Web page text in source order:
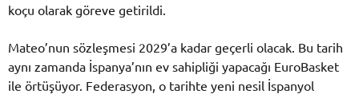
koçu olarak göreve getirildi.
Mateo’nun sözleşmesi 2029’a kadar geçerli olacak. Bu tarih
aynı zamanda İspanya’nın ev sahipliği yapacağı EuroBasket
ile örtüşüyor. Federasyon, o tarihte yeni nesil İspanyol